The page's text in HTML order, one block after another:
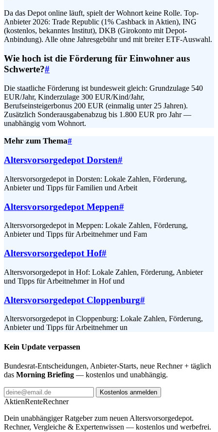
Da das Depot online läuft, spielt der Wohnort keine Rolle. Top-
Anbieter 2026: Trade Republic (1% Cashback in Aktien), ING
(kostenlos, bekanntes Institut), DKB (Girokonto mit Depot-
Anbindung). Alle ohne Jahresgebühr und mit breiter ETF-Auswahl.
Wie hoch ist die Förderung für Einwohner aus
Schwerte?#
Die staatliche Förderung ist bundesweit gleich: Grundzulage 540
EUR/Jahr, Kinderzulage 300 EUR/Kind/Jahr,
Berufseinsteigerbonus 200 EUR (einmalig unter 25 Jahren).
Zusätzlich Sonderausgabenabzug bis 1.800 EUR pro Jahr —
unabhängig vom Wohnort.
Mehr zum Thema#
Altersvorsorgedepot Dorsten#
Altersvorsorgedepot in Dorsten: Lokale Zahlen, Förderung,
Anbieter und Tipps für Familien und Arbeit
Altersvorsorgedepot Meppen#
Altersvorsorgedepot in Meppen: Lokale Zahlen, Förderung,
Anbieter und Tipps für Arbeitnehmer und Fam
Altersvorsorgedepot Hof#
Altersvorsorgedepot in Hof: Lokale Zahlen, Förderung, Anbieter
und Tipps für Arbeitnehmer in Hof und
Altersvorsorgedepot Cloppenburg#
Altersvorsorgedepot in Cloppenburg: Lokale Zahlen, Förderung,
Anbieter und Tipps für Arbeitnehmer un
Kein Update verpassen
Bundesrat-Entscheidungen, Anbieter-Starts, neue Rechner + täglich
das Morning Briefing — kostenlos und unabhängig.
Kostenlos anmelden
AktienRenteRechner
Dein unabhängiger Ratgeber zum neuen Altersvorsorgedepot.
Rechner, Vergleiche & Expertenwissen — kostenlos und werbefrei.